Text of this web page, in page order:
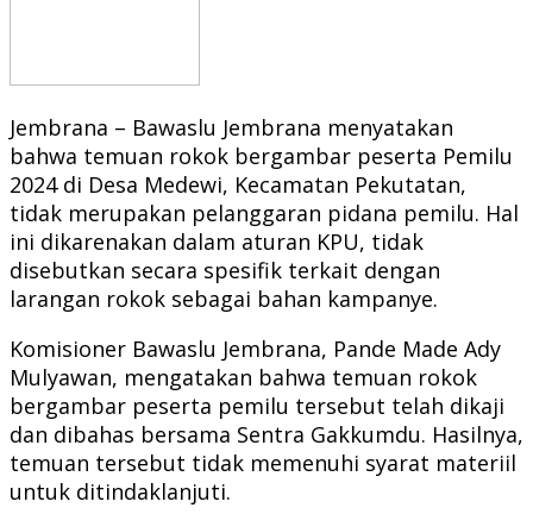
Jembrana – Bawaslu Jembrana menyatakan
bahwa temuan rokok bergambar peserta Pemilu
2024 di Desa Medewi, Kecamatan Pekutatan,
tidak merupakan pelanggaran pidana pemilu. Hal
ini dikarenakan dalam aturan KPU, tidak
disebutkan secara spesifik terkait dengan
larangan rokok sebagai bahan kampanye.
Komisioner Bawaslu Jembrana, Pande Made Ady
Mulyawan, mengatakan bahwa temuan rokok
bergambar peserta pemilu tersebut telah dikaji
dan dibahas bersama Sentra Gakkumdu. Hasilnya,
temuan tersebut tidak memenuhi syarat materiil
untuk ditindaklanjuti.